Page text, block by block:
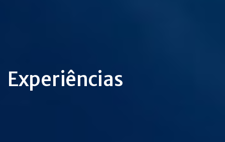
Experiências